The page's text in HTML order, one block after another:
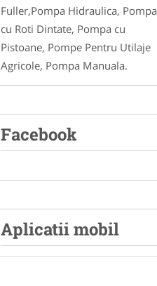
Fuller,Pompa Hidraulica, Pompa
cu Roti Dintate, Pompa cu
Pistoane, Pompe Pentru Utilaje
Agricole, Pompa Manuala.
Facebook
Aplicatii mobil